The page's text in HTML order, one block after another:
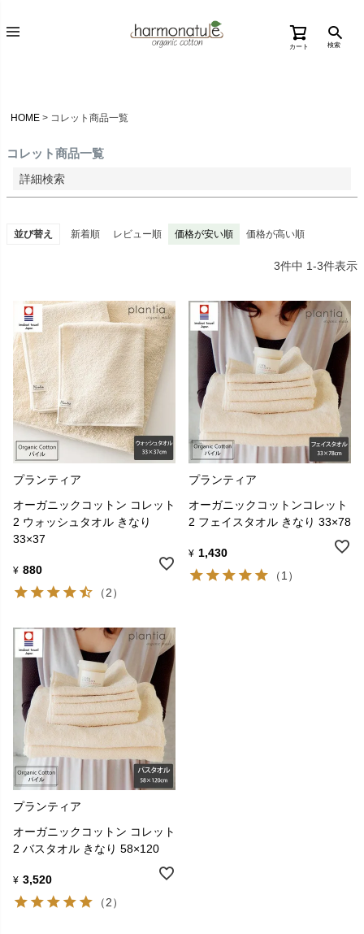
カート 検索
HOME コレット商品一覧
コレット商品一覧
詳細検索
並び替え 新着順 レビュー順 価格が安い順 価格が高い順
3件中 1-3件表示
プランティア
オーガニックコットン コレット
2 ウォッシュタオル きなり
33×37
¥ 880
（2）
プランティア
オーガニックコットンコレット
2 フェイスタオル きなり 33×78
¥ 1,430
（1）
プランティア
オーガニックコットン コレット
2 バスタオル きなり 58×120
¥ 3,520
（2）